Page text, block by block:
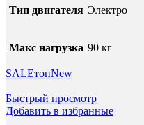
Тип двигателя Электро
Макс нагрузка 90 кг
SALEтопNew
Быстрый просмотр
Добавить в избранные